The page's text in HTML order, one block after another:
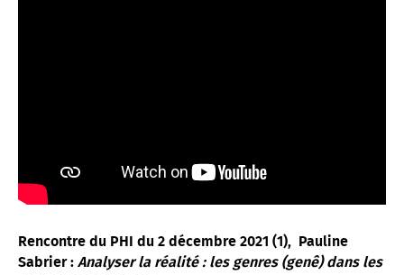
Rencontre du PHI du 2 décembre 2021 (1),
Pauline
Sabrier : Analyser la réalité : les genres (genê) dans les